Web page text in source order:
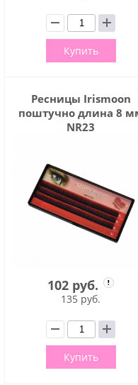
Купить
Ресницы Irismoon
поштучно длина 8
NR23
102 руб.
135 руб.
Купить